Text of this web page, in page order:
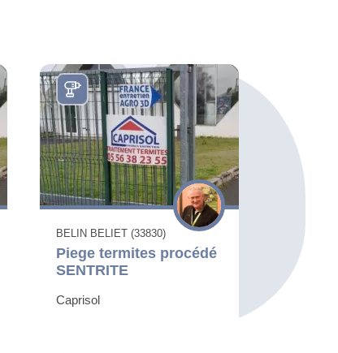
BELIN BELIET (33830)
Piege termites procédé
SENTRITE
Caprisol